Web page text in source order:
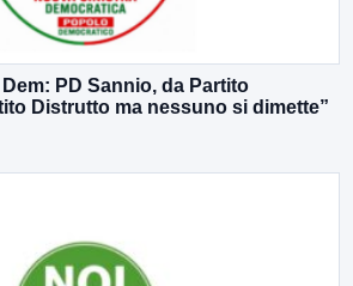
PD Sannio, da Partito
Distrutto ma nessuno si dimette”